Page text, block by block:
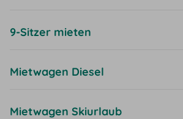
9-Sitzer mieten
Mietwagen Diesel
Mietwagen Skiurlaub